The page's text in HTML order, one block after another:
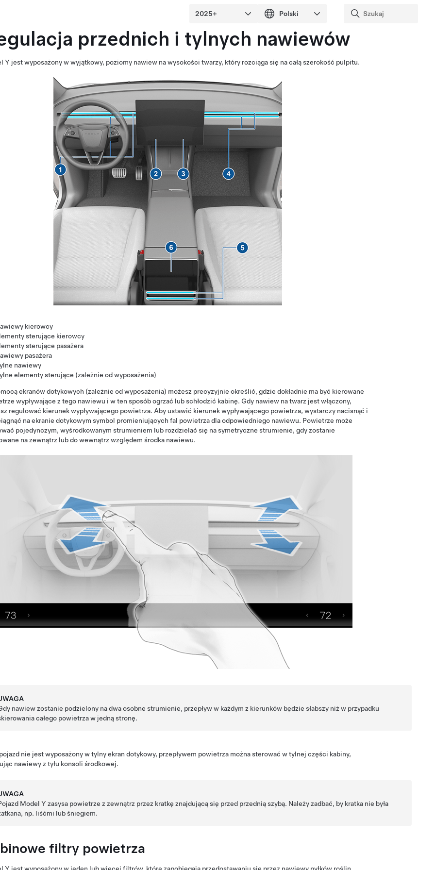
przednich i tylnych nawiewów
Y jest wyposażony w wyjątkowy, poziomy nawiew na wysokości twarzy, który rozciąga się na całą szerokość pulpitu.
kierowcy
sterujące kierowcy
sterujące pasażera
pasażera
nawiewy
elementy sterujące (zależnie od wyposażenia)
ekranów dotykowych (zależnie od wyposażenia) możesz precyzyjnie określić, gdzie dokładnie ma być kierowane
wypływające z tego nawiewu i w ten sposób ogrzać lub schłodzić kabinę. Gdy nawiew na twarz jest włączony,
regulować kierunek wypływającego powietrza. Aby ustawić kierunek wypływającego powietrza, wystarczy nacisnąć i
na ekranie dotykowym symbol promieniujących fal powietrza dla odpowiedniego nawiewu. Powietrze może
pojedynczym, wyśrodkowanym strumieniem lub rozdzielać się na symetryczne strumienie, gdy zostanie
na zewnątrz lub do wewnątrz względem środka nawiewu.
nawiew zostanie podzielony na dwa osobne strumienie, przepływ w każdym z kierunków będzie słabszy niż w przypadku
całego powietrza w jedną stronę.
nie jest wyposażony w tylny ekran dotykowy, przepływem powietrza można sterować w tylnej części kabiny,
nawiewy z tyłu konsoli środkowej.
Model Y zasysa powietrze z zewnątrz przez kratkę znajdującą się przed przednią szybą. Należy zadbać, by kratka nie była
np. liśćmi lub śniegiem.
filtry powietrza